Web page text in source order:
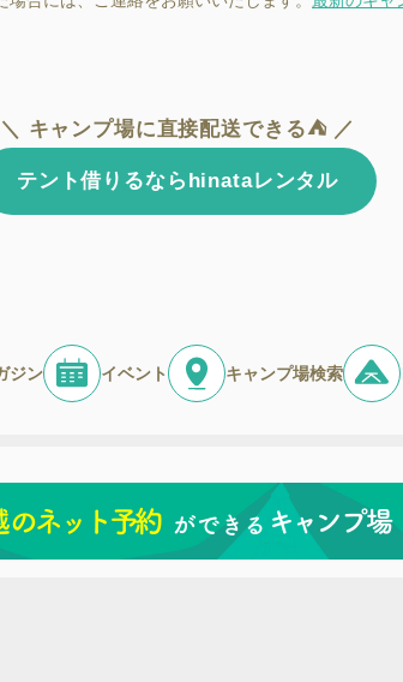
＼ キャンプ場に直接配送できる⛺ ／
テント借りるならhinataレンタル
ジン イベント キャンプ場検索